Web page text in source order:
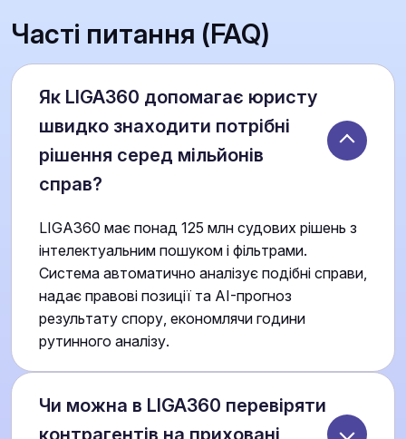
Часті питання (FAQ)
Як LIGA360 допомагає юристу
швидко знаходити потрібні
рішення серед мільйонів
справ?
LIGA360 має понад 125 млн судових рішень з
інтелектуальним пошуком і фільтрами.
Система автоматично аналізує подібні справи,
надає правові позиції та AI-прогноз
результату спору, економлячи години
рутинного аналізу.
Чи можна в LIGA360 перевіряти